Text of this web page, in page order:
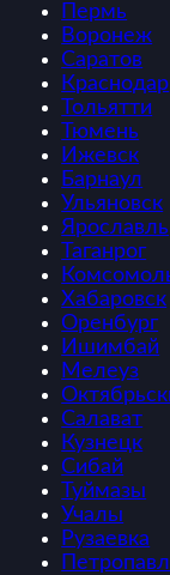
Пермь
Воронеж
Саратов
Краснодар
Тольятти
Тюмень
Ижевск
Барнаул
Ульяновск
Ярославль
Таганрог
Хабаровск
Оренбург
Ишимбай
Мелеуз
Салават
Кузнецк
Сибай
Туймазы
Учалы
Рузаевка